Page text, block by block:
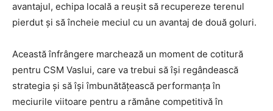
avantajul, echipa locală a reușit să recupereze terenul
pierdut și să încheie meciul cu un avantaj de două goluri.
Această înfrângere marchează un moment de cotitură
pentru CSM Vaslui, care va trebui să își regândească
strategia și să își îmbunătățească performanța în
meciurile viitoare pentru a rămâne competitivă în